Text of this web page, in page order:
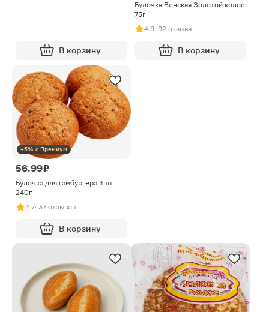
В корзину
Булочка Венская Золотой колос
75г
4.9· 92 отзыва
В корзину
+5% с Премиум
56.99 ₽
Булочка для гамбургера 4шт
240г
4.7· 37 отзывов
В корзину